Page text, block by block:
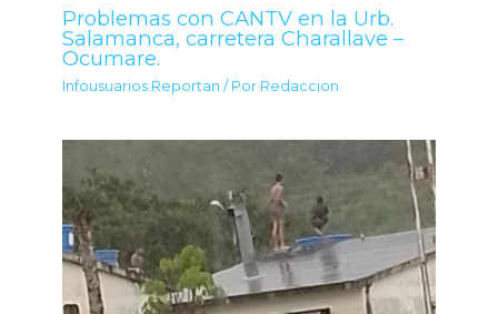
Problemas con CANTV en la Urb.
Salamanca, carretera Charallave –
Ocumare.
Infousuarios Reportan / Por Redaccion